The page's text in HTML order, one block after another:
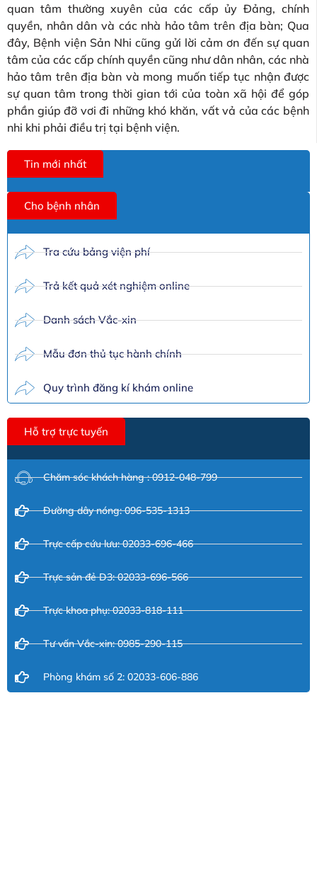
quan tâm thường xuyên của các cấp ủy Đảng, chính
quyền, nhân dân và các nhà hảo tâm trên địa bàn; Qua
đây, Bệnh viện Sản Nhi cũng gửi lời cảm ơn đến sự quan
tâm của các cấp chính quyền cũng như dân nhân, các nhà
hảo tâm trên địa bàn và mong muốn tiếp tục nhận được
sự quan tâm trong thời gian tới của toàn xã hội để góp
phần giúp đỡ vơi đi những khó khăn, vất vả của các bệnh
nhi khi phải điều trị tại bệnh viện.
Tin mới nhất
Cho bệnh nhân
Tra cứu bảng viện phí
Trả kết quả xét nghiệm online
Danh sách Vắc-xin
Mẫu đơn thủ tục hành chính
Quy trình đăng kí khám online
Hỗ trợ trực tuyến
Chăm sóc khách hàng : 0912-048-799
Đường dây nóng: 096-535-1313
Trực cấp cứu lưu: 02033-696-466
Trực sản đẻ D3: 02033-696-566
Trực khoa phụ: 02033-818-111
Tư vấn Vắc-xin: 0985-290-115
Phòng khám số 2: 02033-606-886